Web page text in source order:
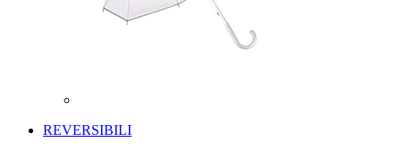
REVERSIBILI